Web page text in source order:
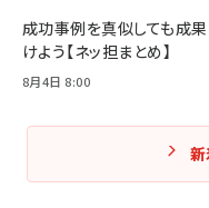
成功事例を真似しても成果
けよう【ネッ担まとめ】
8月4日 8:00
新